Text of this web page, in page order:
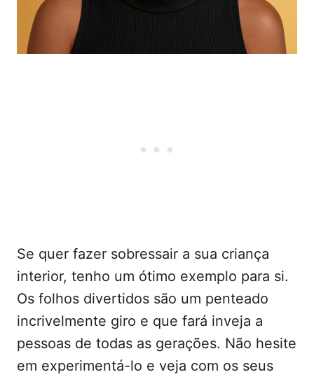
Se quer fazer sobressair a sua criança
interior, tenho um ótimo exemplo para si.
Os folhos divertidos são um penteado
incrivelmente giro e que fará inveja a
pessoas de todas as gerações. Não hesite
em experimentá-lo e veja com os seus